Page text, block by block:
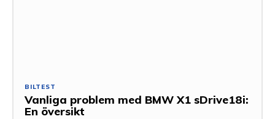
BILTEST
Vanliga problem med BMW X1 sDrive18i:
En översikt